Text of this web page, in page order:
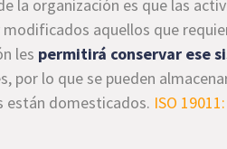
la organización es que las
aquellos que
les permitirá conservar ese
por lo que se pueden
están domesticados. ISO